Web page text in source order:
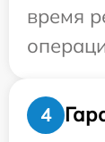
время
4